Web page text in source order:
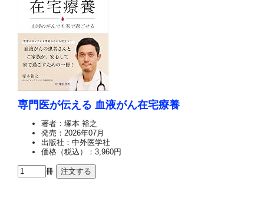
専門医が伝える 血液がん在宅療養
著者：塚本 裕之
発売：2026年07月
出版社：中外医学社
価格（税込）：3,960円
冊